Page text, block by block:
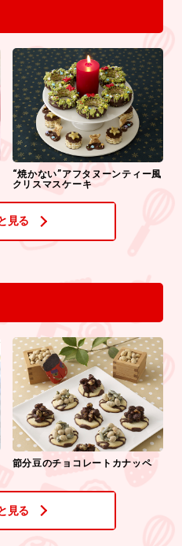
“焼かない”アフタヌーンティー風
クリスマスケーキ
見る
節分豆のチョコレートカナッペ
見る